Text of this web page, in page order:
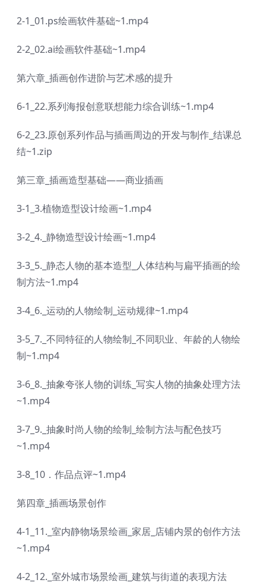
2-1_01.ps绘画软件基础~1.mp4
2-2_02.ai绘画软件基础~1.mp4
第六章_插画创作进阶与艺术感的提升
6-1_22.系列海报创意联想能力综合训练~1.mp4
6-2_23.原创系列作品与插画周边的开发与制作_结课总
结~1.zip
第三章_插画造型基础——商业插画
3-1_3.植物造型设计绘画~1.mp4
3-2_4._静物造型设计绘画~1.mp4
3-3_5._静态人物的基本造型_人体结构与扁平插画的绘
制方法~1.mp4
3-4_6._运动的人物绘制_运动规律~1.mp4
3-5_7._不同特征的人物绘制_不同职业、年龄的人物绘
制~1.mp4
3-6_8._抽象夸张人物的训练_写实人物的抽象处理方法
~1.mp4
3-7_9._抽象时尚人物的绘制_绘制方法与配色技巧
~1.mp4
3-8_10．作品点评~1.mp4
第四章_插画场景创作
4-1_11._室内静物场景绘画_家居_店铺内景的创作方法
~1.mp4
4-2_12._室外城市场景绘画_建筑与街道的表现方法